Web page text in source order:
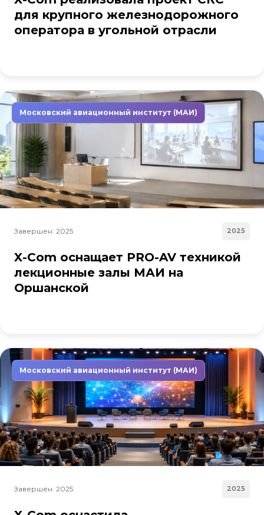
для крупного железнодорожного
оператора в угольной отрасли
Московский авиационный институт (МАИ)
Завершен: 2025 2025
X-Com оснащает PRO-AV техникой
лекционные залы МАИ на
Оршанской
Московский авиационный институт (МАИ)
Завершен: 2025 2025